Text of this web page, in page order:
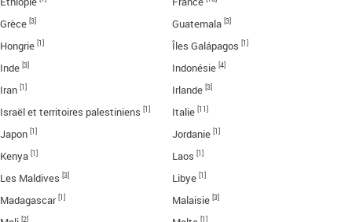
Grèce [3] Guatemala [3]
Hongrie [1] Îles Galápagos [1]
Inde [3] Indonésie [4]
Iran [1] Irlande [3]
Israël et territoires palestiniens [1] Italie [11]
Japon [1] Jordanie [1]
Kenya [1] Laos [1]
Les Maldives [3] Libye [1]
Madagascar [1] Malaisie [3]
[2] [1]